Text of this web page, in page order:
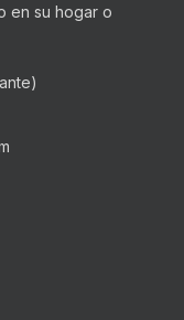
en su hogar o